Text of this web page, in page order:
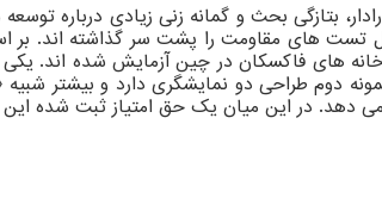
بتازگی بحث و گمانه زنی زیادی درباره
تست های مقاومت را پشت سر گذاشته اند. بر
های فاکسکان در چین آزمایش شده اند.
دوم طراحی دو نمایشگری دارد و بیشتر
دهد. در این میان یک حق امتیاز ثبت شده